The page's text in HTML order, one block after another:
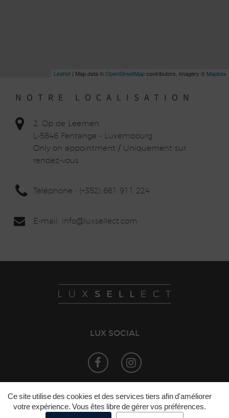
Leaflet | Map data ©OpenStreetMapcontributors, Imagery © Mapbox
NOTRE LOCALISATION
2, Op de Leemen
L-5846 Fentange - Luxembourg
Only on appointment / Uniquement sur
rendez-vous
Téléphone : (+352) 661 911 224
E-mail: info@luxsellect.com
LUX SOCIAL
©LuxSELLect • Mentions légales •
Politique
de confidentialité
• Politique de cookies •
Ce site utilise des cookies et des services tiers afin d'améliorer
votre expérience. Vous êtes libre de gérer vos préférences.